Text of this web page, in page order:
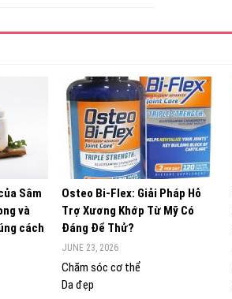
Sâm
và
cách
Osteo Bi-Flex: Giải Pháp Hỗ
Trợ Xương Khớp Từ Mỹ Có
Đáng Để Thử?
JUNE 23, 2026
Chăm sóc cơ thể
Da đẹp